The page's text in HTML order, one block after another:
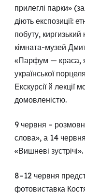
прилеглі парки»
діють експозиції:
побуту, киргизький
кімната-музей
«Парфум — краса,
української
Екскурсії й
домовленістю.
9 червня –
слова», а 14
«Вишневі зустрічі».
8–12 червня
фотовиставка